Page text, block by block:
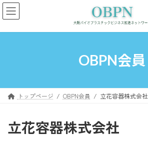
コ
ン
ン
ナ
ビ
ー
OBPN会員
トップページ OBPN会員 立花容器株式会社
立花容器株式会社